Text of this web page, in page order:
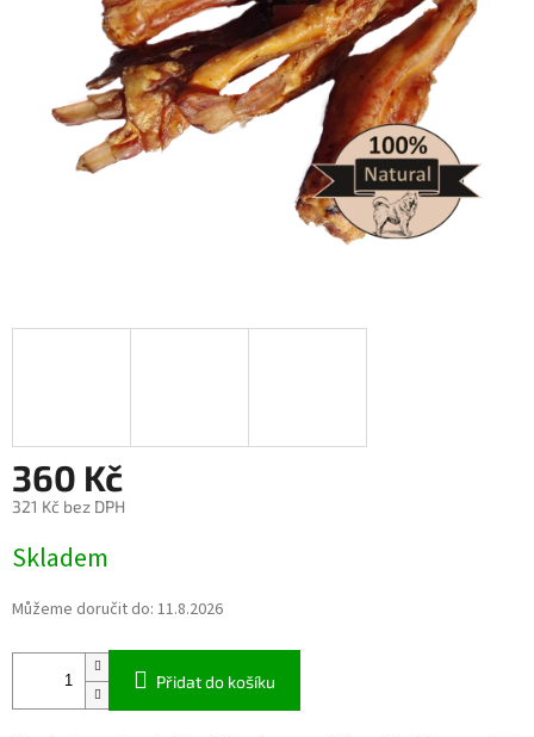
360 Kč
321 Kč bez DPH
cena:
Skladem
Můžeme doručit do: 11.8.2026
Přidat do košíku